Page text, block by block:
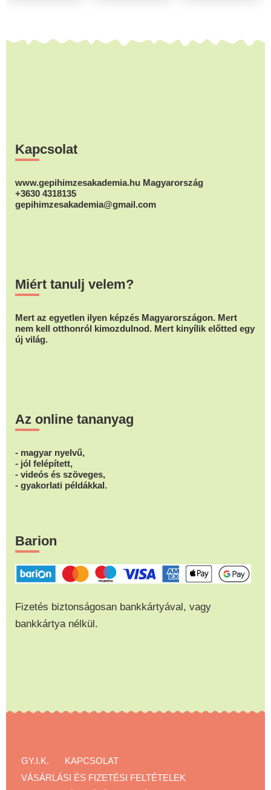
Kapcsolat
www.gepihimzesakademia.hu Magyarország
+3630 4318135
gepihimzesakademia@gmail.com
Miért tanulj velem?
Mert az egyetlen ilyen képzés Magyarországon. Mert
nem kell otthonról kimozdulnod. Mert kinyílik előtted egy
új világ.
Az online tananyag
- magyar nyelvű,
- jól felépített,
- videós és szöveges,
- gyakorlati példákkal.
Barion
Fizetés biztonságosan bankkártyával, vagy
bankkártya nélkül.
GY.I.K.
KAPCSOLAT
VÁSÁRLÁSI ÉS FIZETÉSI FELTÉTELEK